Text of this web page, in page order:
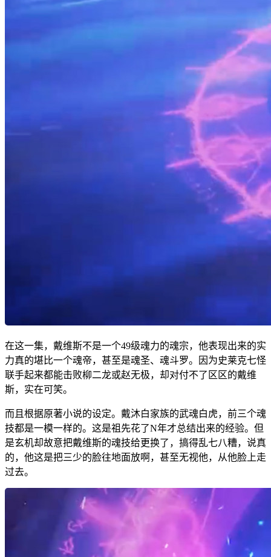
在这一集，戴维斯不是一个49级魂力的魂宗，他表现出来的实
力真的堪比一个魂帝，甚至是魂圣、魂斗罗。因为史莱克七怪
联手起来都能击败柳二龙或赵无极，却对付不了区区的戴维
斯，实在可笑。
而且根据原著小说的设定。戴沐白家族的武魂白虎，前三个魂
技都是一模一样的。这是祖先花了N年才总结出来的经验。但
是玄机却故意把戴维斯的魂技给更换了，搞得乱七八糟，说真
的，他这是把三少的脸往地面放啊，甚至无视他，从他脸上走
过去。